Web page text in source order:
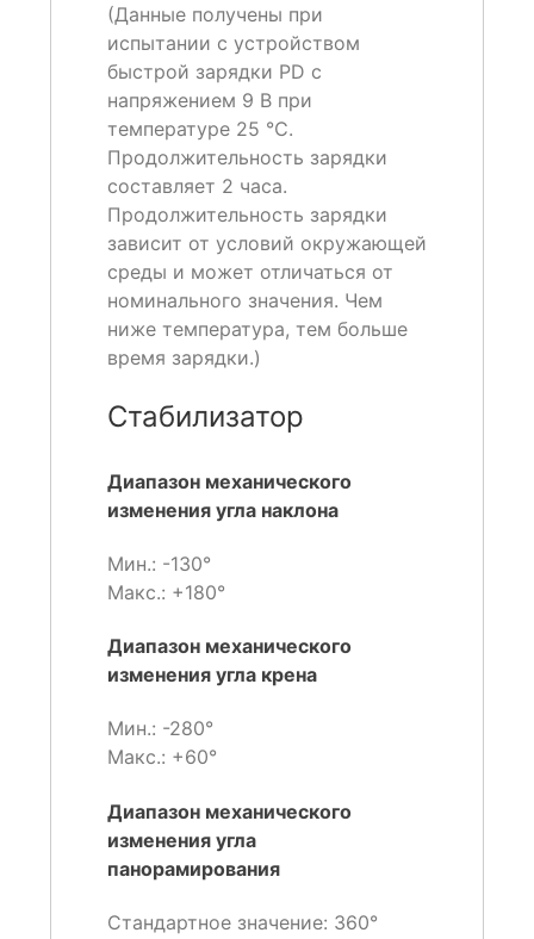
(Данные получены при
испытании с устройством
быстрой зарядки PD с
напряжением 9 В при
температуре 25 ℃.
Продолжительность зарядки
составляет 2 часа.
Продолжительность зарядки
зависит от условий окружающей
среды и может отличаться от
номинального значения. Чем
ниже температура, тем больше
время зарядки.)
Стабилизатор
Диапазон механического
изменения угла наклона
Мин.: -130°
Макс.: +180°
Диапазон механического
изменения угла крена
Мин.: -280°
Макс.: +60°
Диапазон механического
изменения угла
панорамирования
Стандартное значение: 360°